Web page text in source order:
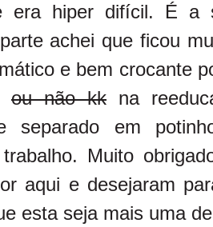
era hiper difícil. É a
achei que ficou
e bem crocante
ou não kk na
separado em
Muito
aqui e desejaram
esta seja mais uma